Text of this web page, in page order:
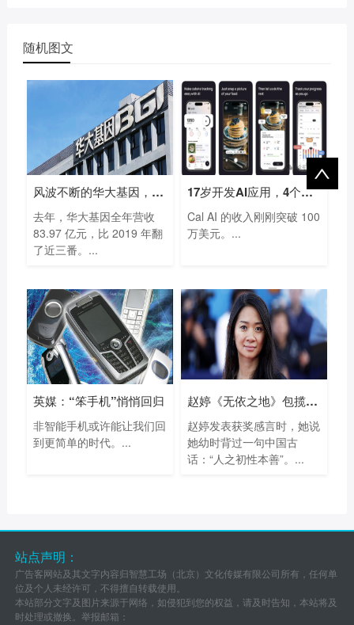
随机图文
风波不断的华大基因，凭什么一年多赚
去年，华大基因全年营收
83.97 亿元，比 2019 年翻
了近三番。...
17岁开发AI应用，4个月入账700万，开学第
Cal AI 的收入刚刚突破 100
万美元。...
英媒：“笨手机”悄悄回归
非智能手机或许能让我们回
到更简单的时代。...
赵婷《无依之地》包揽93届奥斯卡最佳导
赵婷发表获奖感言时，她说
她幼时背过一句中国古
话：“人之初性本善”。...
站点声明：
广告客网站及其文字内容归智慧工场（北京）文化传媒有限公司所有，任何单
位及个人未经许可，不得擅自转载使用。
本站部分文字及图片来源于网络，如侵犯到您的权益，请及时告知，本站将及
时处理或撤换。举报邮箱：